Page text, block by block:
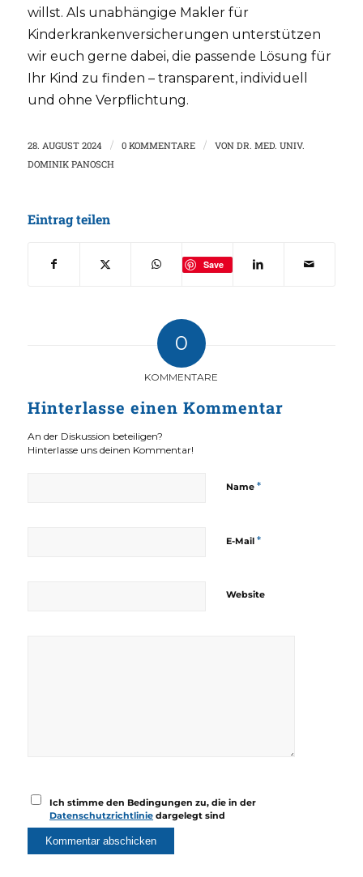
willst. Als unabhängige Makler für
Kinderkrankenversicherungen unterstützen
wir euch gerne dabei, die passende Lösung für
Ihr Kind zu finden – transparent, individuell
und ohne Verpflichtung.
28. AUGUST 2024 / 0 KOMMENTARE / VON DR. MED. UNIV.
DOMINIK PANOSCH
Eintrag teilen
Save
0
KOMMENTARE
Hinterlasse einen Kommentar
An der Diskussion beteiligen?
Hinterlasse uns deinen Kommentar!
Name *
E-Mail *
Website
Ich stimme den Bedingungen zu, die in der
Datenschutzrichtlinie dargelegt sind